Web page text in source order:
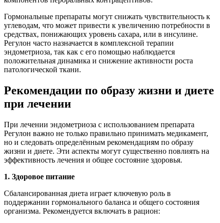
Гормональные препараты могут снижать чувствительность к
углеводам, что может привести к увеличению потребности в
средствах, понижающих уровень сахара, или в инсулине.
Регулон часто назначается в комплексной терапии
эндометриоза, так как с его помощью наблюдается
положительная динамика и снижение активности роста
патологической ткани.
Рекомендации по образу жизни и диете
при лечении
При лечении эндометриоза с использованием препарата
Регулон важно не только правильно принимать медикамент,
но и следовать определённым рекомендациям по образу
жизни и диете. Эти аспекты могут существенно повлиять на
эффективность лечения и общее состояние здоровья.
1. Здоровое питание
Сбалансированная диета играет ключевую роль в
поддержании гормонального баланса и общего состояния
организма. Рекомендуется включать в рацион: